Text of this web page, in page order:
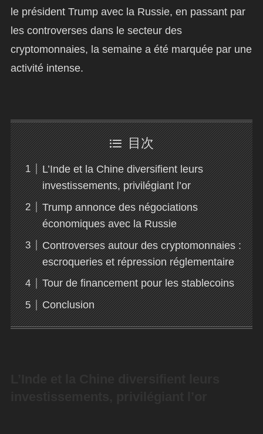
le président Trump avec la Russie, en passant par
les controverses dans le secteur des
cryptomonnaies, la semaine a été marquée par une
activité intense.
目次
L’Inde et la Chine diversifient leurs
investissements, privilégiant l’or
Trump annonce des négociations
économiques avec la Russie
Controverses autour des cryptomonnaies :
escroqueries et répression réglementaire
Tour de financement pour les stablecoins
Conclusion